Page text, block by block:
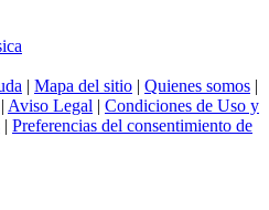
| Mapa del sitio | Quienes somos |
| Aviso Legal | Condiciones de Uso y
| Preferencias del consentimiento de